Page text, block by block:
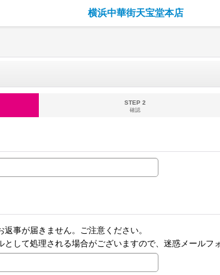
横浜中華街天宝堂本店
STEP 2
確認
事が届きません。ご注意ください。
して処理される場合がございますので、迷惑メールフ